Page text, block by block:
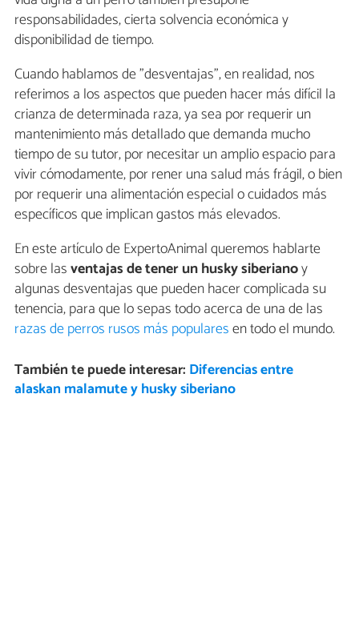
responsabilidades, cierta solvencia económica y
disponibilidad de tiempo.
Cuando hablamos de "desventajas", en realidad, nos
referimos a los aspectos que pueden hacer más difícil la
crianza de determinada raza, ya sea por requerir un
mantenimiento más detallado que demanda mucho
tiempo de su tutor, por necesitar un amplio espacio para
vivir cómodamente, por rener una salud más frágil, o bien
por requerir una alimentación especial o cuidados más
específicos que implican gastos más elevados.
En este artículo de ExpertoAnimal queremos hablarte
sobre lasventajas de tener un husky siberianoy
algunas desventajas que pueden hacer complicada su
tenencia, para que lo sepas todo acerca de una de las
razas de perros rusos más popularesen todo el mundo.
También te puede interesar: Diferencias entre
alaskan malamute y husky siberiano